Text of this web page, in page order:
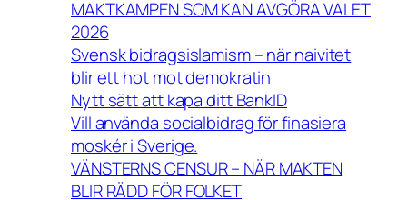
MAKTKAMPEN SOM KAN AVGÖRA VALET
2026
Svensk bidragsislamism – när naivitet
blir ett hot mot demokratin
Nytt sätt att kapa ditt BankID
Vill använda socialbidrag för finasiera
moskér i Sverige.
VÄNSTERNS CENSUR – NÄR MAKTEN
BLIR RÄDD FÖR FOLKET